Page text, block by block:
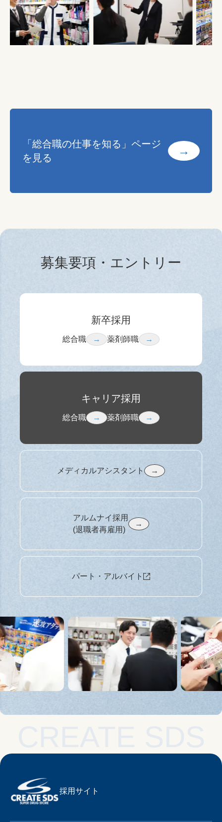
「総合職の仕事を知る」ページ
を見る
→
募集要項・エントリー
新卒採用
総合職 → 薬剤師職 →
キャリア採用
総合職 → 薬剤師職 →
メディカルアシスタント →
アルムナイ採用
(退職者再雇用)
→
パート・アルバイト
採用サイト